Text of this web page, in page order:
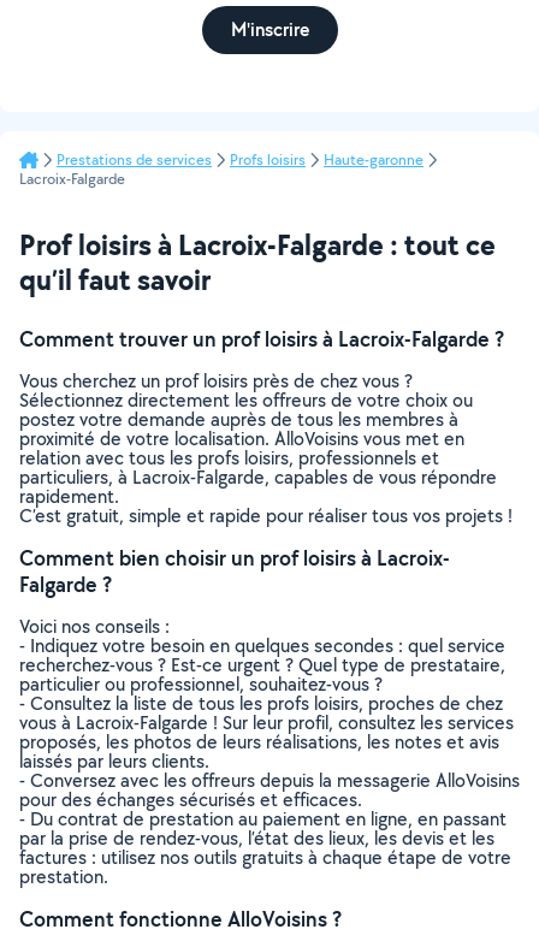
M'inscrire
Prestations de services Profs loisirs
Haute-garonne
Lacroix-Falgarde
Prof loisirs à Lacroix-Falgarde : tout ce
qu’il faut savoir
Comment trouver un prof loisirs à Lacroix-Falgarde ?
Vous cherchez un prof loisirs près de chez vous ?
Sélectionnez directement les offreurs de votre choix ou
postez votre demande auprès de tous les membres à
proximité de votre localisation. AlloVoisins vous met en
relation avec tous les profs loisirs, professionnels et
particuliers, à Lacroix-Falgarde, capables de vous répondre
rapidement.
C’est gratuit, simple et rapide pour réaliser tous vos projets !
Comment bien choisir un prof loisirs à Lacroix-
Falgarde ?
Voici nos conseils :
- Indiquez votre besoin en quelques secondes : quel service
recherchez-vous ? Est-ce urgent ? Quel type de prestataire,
particulier ou professionnel, souhaitez-vous ?
- Consultez la liste de tous les profs loisirs, proches de chez
vous à Lacroix-Falgarde ! Sur leur profil, consultez les services
proposés, les photos de leurs réalisations, les notes et avis
laissés par leurs clients.
- Conversez avec les offreurs depuis la messagerie AlloVoisins
pour des échanges sécurisés et efficaces.
- Du contrat de prestation au paiement en ligne, en passant
par la prise de rendez-vous, l’état des lieux, les devis et les
factures : utilisez nos outils gratuits à chaque étape de votre
prestation.
Comment fonctionne AlloVoisins ?